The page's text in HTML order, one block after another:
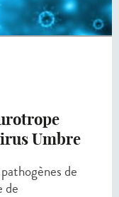
Umbre
de
de